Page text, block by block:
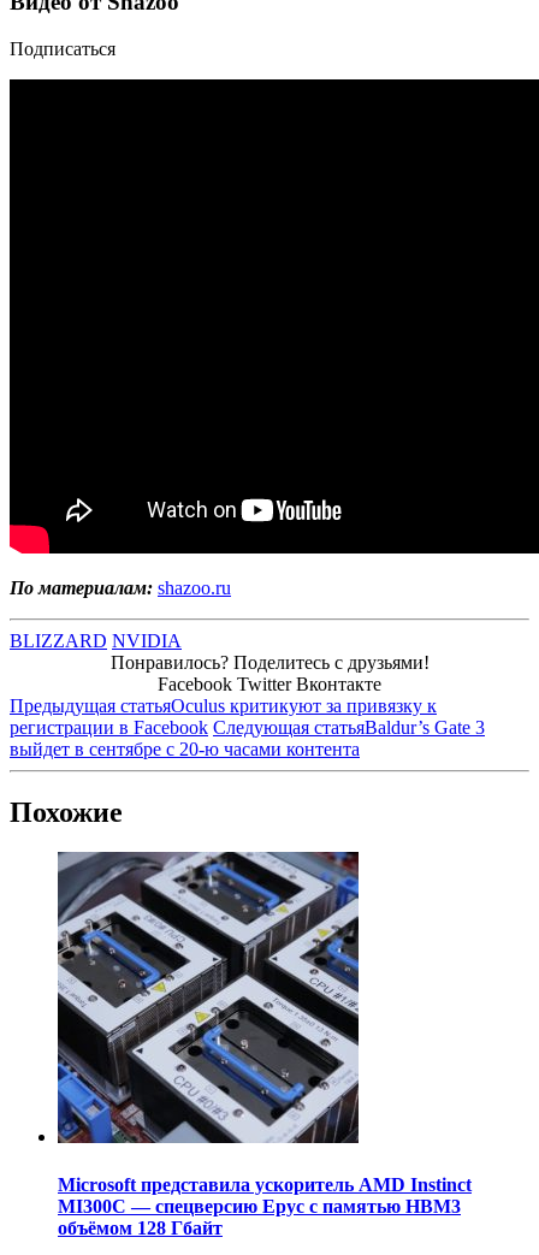
Подписаться
По материалам: shazoo.ru
BLIZZARD NVIDIA
Понравилось? Поделитесь с друзьями!
Facebook Twitter Вконтакте
Предыдущая статьяOculus критикуют за привязку к
регистрации в Facebook Следующая статьяBaldur’s Gate 3
выйдет в сентябре с 20-ю часами контента
Похожие
Microsoft представила ускоритель AMD Instinct
MI300C — спецверсию Epyc с памятью HBM3
объёмом 128 Гбайт